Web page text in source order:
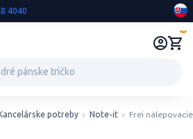
4040
Kancelárske potreby Note-it Frei